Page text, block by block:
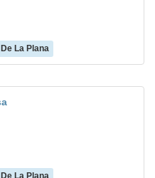
La Plana
La Plana